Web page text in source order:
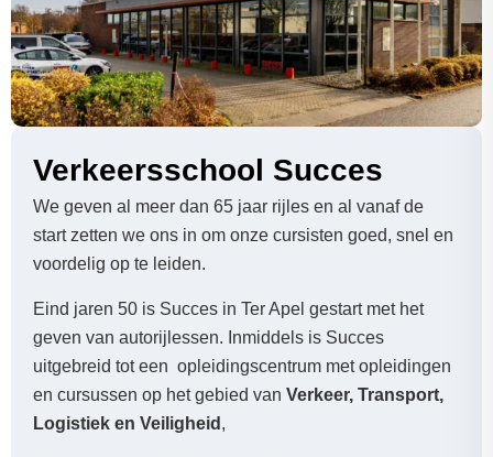
Verkeersschool Succes
We geven al meer dan 65 jaar rijles en al vanaf de
start zetten we ons in om onze cursisten goed, snel en
voordelig op te leiden.
Eind jaren 50 is Succes in Ter Apel gestart met het
geven van autorijlessen. Inmiddels is Succes
uitgebreid tot een opleidingscentrum met opleidingen
en cursussen op het gebied van Verkeer, Transport,
Logistiek en Veiligheid ,